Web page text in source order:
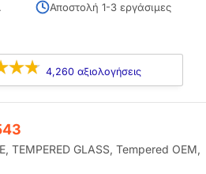
Αποστολή 1-3 εργάσιμες
4,260 αξιολογήσεις
, TEMPERED GLASS, Tempered OEM,